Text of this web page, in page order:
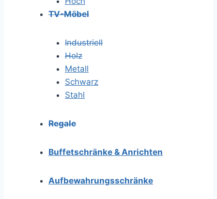
TV-Möbel
Industriell
Holz
Metall
Schwarz
Stahl
Regale
Buffetschränke & Anrichten
Aufbewahrungsschränke